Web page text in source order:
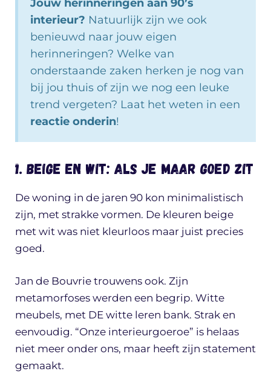
Jouw herinneringen aan 90’s
interieur? Natuurlijk zijn we ook
benieuwd naar jouw eigen
herinneringen? Welke van
onderstaande zaken herken je nog van
bij jou thuis of zijn we nog een leuke
trend vergeten? Laat het weten in een
reactie onderin!
1. Beige en wit: als je maar goed zit
De woning in de jaren 90 kon minimalistisch
zijn, met strakke vormen. De kleuren beige
met wit was niet kleurloos maar juist precies
goed.
Jan de Bouvrie trouwens ook. Zijn
metamorfoses werden een begrip. Witte
meubels, met DE witte leren bank. Strak en
eenvoudig. “Onze interieurgoeroe” is helaas
niet meer onder ons, maar heeft zijn statement
gemaakt.